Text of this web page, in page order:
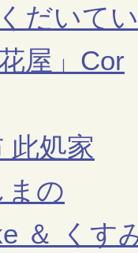
だいて
屋」Cor
此処家
まの
＆ くす